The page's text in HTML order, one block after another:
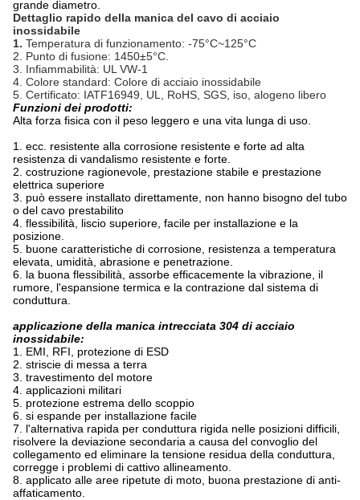
grande diametro.
Dettaglio rapido della manica del cavo di acciaio
inossidabile
1. Temperatura di funzionamento: -75°C~125°C
2. Punto di fusione: 1450±5°C.
3. Infiammabilità: UL VW-1
4. Colore standard: Colore di acciaio inossidabile
5. Certificato: IATF16949, UL, RoHS, SGS, iso, alogeno libero
Funzioni dei prodotti:
Alta forza fisica con il peso leggero e una vita lunga di uso.
1. ecc. resistente alla corrosione resistente e forte ad alta
resistenza di vandalismo resistente e forte.
2. costruzione ragionevole, prestazione stabile e prestazione
elettrica superiore
3. può essere installato direttamente, non hanno bisogno del tubo
o del cavo prestabilito
4. flessibilità, liscio superiore, facile per installazione e la
posizione.
5. buone caratteristiche di corrosione, resistenza a temperatura
elevata, umidità, abrasione e penetrazione.
6. la buona flessibilità, assorbe efficacemente la vibrazione, il
rumore, l'espansione termica e la contrazione dal sistema di
conduttura.
applicazione della manica intrecciata 304 di acciaio
inossidabile:
1. EMI, RFI, protezione di ESD
2. striscie di messa a terra
3. travestimento del motore
4. applicazioni militari
5. protezione estrema dello scoppio
6. si espande per installazione facile
7. l'alternativa rapida per conduttura rigida nelle posizioni difficili,
risolvere la deviazione secondaria a causa del convoglio del
collegamento ed eliminare la tensione residua della conduttura,
corregge i problemi di cattivo allineamento.
8. applicato alle aree ripetute di moto, buona prestazione di anti-
affaticamento.